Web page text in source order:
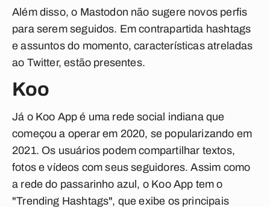
Além disso, o Mastodon não sugere novos perfis
para serem seguidos. Em contrapartida hashtags
e assuntos do momento, características atreladas
ao Twitter, estão presentes.
Koo
Já o Koo App é uma rede social indiana que
começou a operar em 2020, se popularizando em
2021. Os usuários podem compartilhar textos,
fotos e vídeos com seus seguidores. Assim como
a rede do passarinho azul, o Koo App tem o
"Trending Hashtags", que exibe os principais